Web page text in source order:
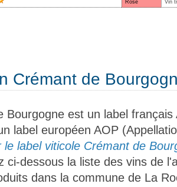
Rosé Vin
Crémant de
Bourgogne est un label
label européen AOP
le label viticole Crémant de
ci-dessous la liste des vins de
dans la commune de La